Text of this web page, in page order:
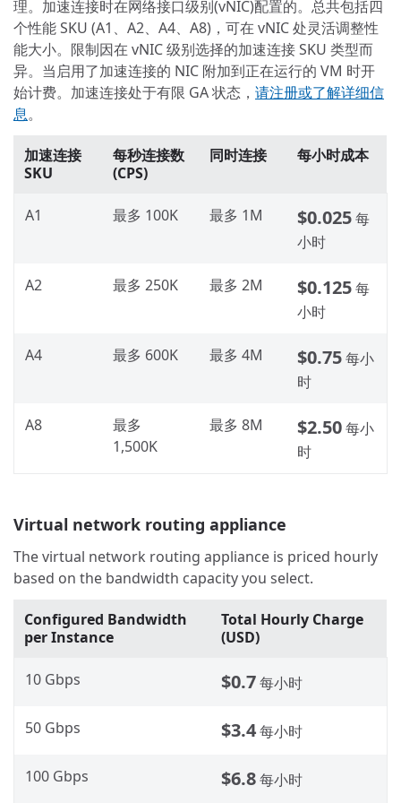
理。加速连接时在网络接口级别(vNIC)配置的。总共包括四
个性能 SKU (A1、A2、A4、A8)，可在 vNIC 处灵活调整性
能大小。限制因在 vNIC 级别选择的加速连接 SKU 类型而
异。当启用了加速连接的 NIC 附加到正在运行的 VM 时开
始计费。加速连接处于有限 GA 状态， 请注册或了解详细信
息。
加速连接
SKU
每秒连接数
(CPS)
同时连接 每小时成本
A1 最多 100K 最多 1M $0.025每
小时
A2 最多 250K 最多 2M $0.125每
小时
A4 最多 600K 最多 4M $0.75每小
时
A8
最多
1,500K
最多 8M $2.50每小
时
Virtual network routing appliance
The virtual network routing appliance is priced hourly
based on the bandwidth capacity you select.
Configured Bandwidth
per Instance
Total Hourly Charge
(USD)
10 Gbps $0.7每小时
50 Gbps $3.4每小时
100 Gbps $6.8每小时